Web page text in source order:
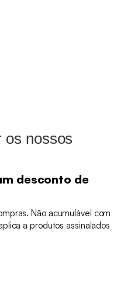
os nossos
desconto de
Não acumulável com
a produtos assinalados